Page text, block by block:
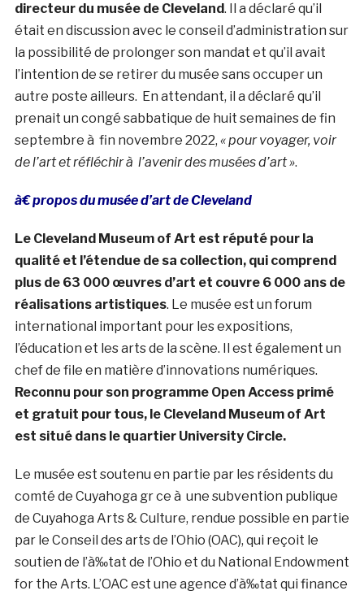
directeur du musée de Cleveland. Il a déclaré qu’il
était en discussion avec le conseil d’administration sur
la possibilité de prolonger son mandat et qu’il avait
l’intention de se retirer du musée sans occuper un
autre poste ailleurs. En attendant, il a déclaré qu’il
prenait un congé sabbatique de huit semaines de fin
septembre à fin novembre 2022, « pour voyager, voir
de l’art et réfléchir à l’avenir des musées d’art ».
à€ propos du musée d’art de Cleveland
Le Cleveland Museum of Art est réputé pour la
qualité et l’étendue de sa collection, qui comprend
plus de 63 000 œuvres d’art et couvre 6 000 ans de
réalisations artistiques. Le musée est un forum
international important pour les expositions,
l’éducation et les arts de la scène. Il est également un
chef de file en matière d’innovations numériques.
Reconnu pour son programme Open Access primé
et gratuit pour tous, le Cleveland Museum of Art
est situé dans le quartier University Circle.
Le musée est soutenu en partie par les résidents du
comté de Cuyahoga gr ce à une subvention publique
de Cuyahoga Arts & Culture, rendue possible en partie
par le Conseil des arts de l’Ohio (OAC), qui reçoit le
soutien de l’à‰tat de l’Ohio et du National Endowment
for the Arts. L’OAC est une agence d’à‰tat qui finance